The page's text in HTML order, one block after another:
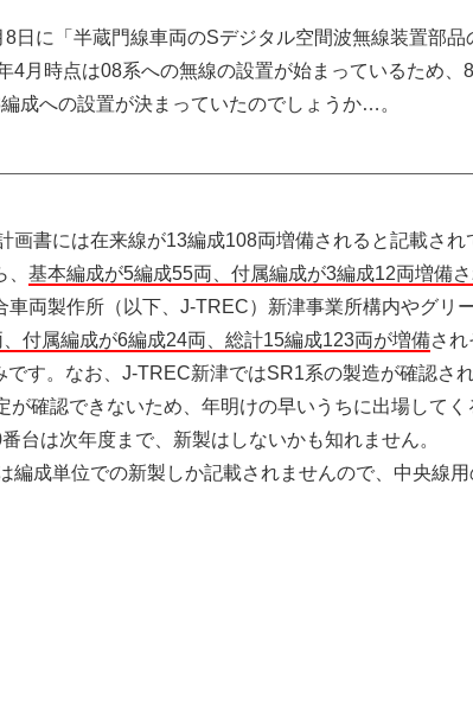
日に「半蔵門線車両のSデジタル空間波無線装置部
4月時点は08系への無線の設置が始まっているため、
成への設置が決まっていたのでしょうか…。
画書には在来線が13編成108両増備されると記載さ
基本編成が5編成55両、付属編成が3編成12両増備
両製作所（以下、J-TREC）新津事業所構内やグリ
付属編成が6編成24両、総計15編成123両が増備さ
です。なお、J-TREC新津ではSR1系の製造が確認さ
が確認できないため、年明けの早いうちに出場して
台は次年度まで、新製はしないかも知れません。
編成単位での新製しか記載されませんので、中央線